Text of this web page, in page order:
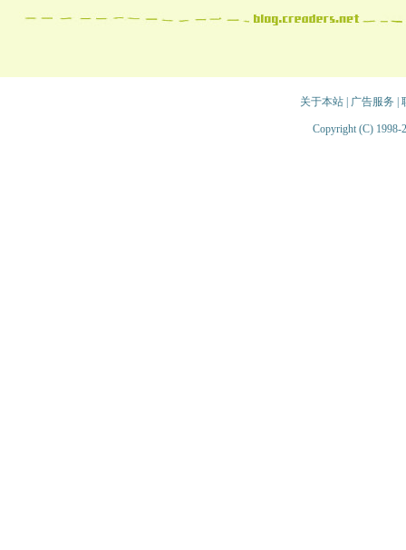
关于本站| 广告服务
Copyright (C) 1998-